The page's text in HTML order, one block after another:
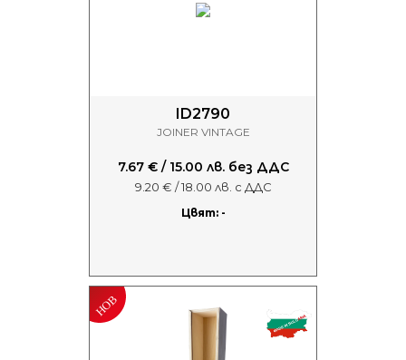
ID2790
JOINER VINTAGE
7.67 € / 15.00 лв. без ДДС
9.20 € / 18.00 лв. с ДДС
Цвят: -